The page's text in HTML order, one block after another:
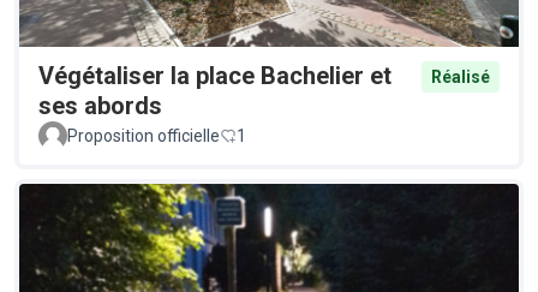
Végétaliser la place Bachelier et
ses abords
Réalisé
Proposition officielle 1